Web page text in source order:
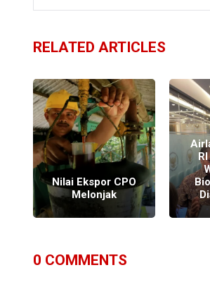
RELATED ARTICLES
Nilai Ekspor CPO
Melonjak
0 COMMENTS